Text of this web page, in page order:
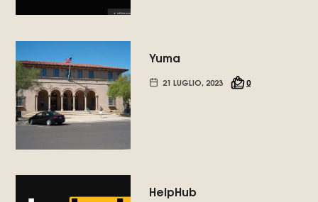
Yuma
21 LUGLIO, 2023 0
HelpHub